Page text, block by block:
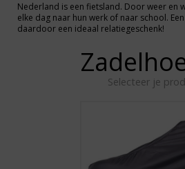
Nederland is een fietsland. Door weer en
elke dag naar hun werk of naar school.
daardoor een ideaal relatiegeschenk!
Selecteer je